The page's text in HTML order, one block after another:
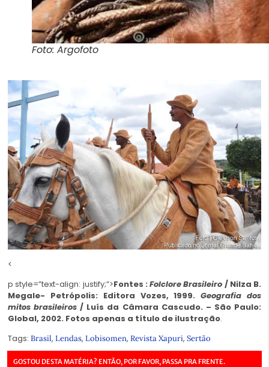
Foto: Argofoto
<
p style=”text-align: justify;”>Fontes : Folclore Brasileiro / Nilza B.
Megale- Petrópolis: Editora Vozes, 1999.Geografia dos
mitos brasileiros / Luís da Câmara Cascudo. – São Paulo:
Global, 2002. Fotos apenas a título de ilustração.
Tags: Brasil, Lendas, Lobisomen, Revista Xapuri, Sertão
GOSTOU DESTA MATÉRIA? ENTÃO, POR FAVOR, PASSA PRA FRENTE.